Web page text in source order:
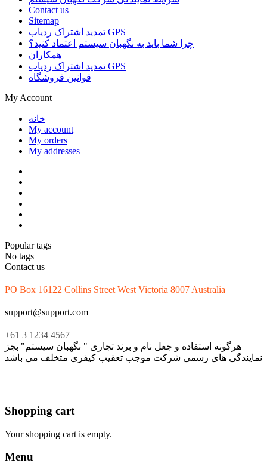
Contact us
Sitemap
تمدید اشتراک ردیاب GPS
چرا شما باید به نگهبان سیستم اعتماد کنید؟
همکاران
تمدید اشتراک ردیاب GPS
قوانین فروشگاه
My Account
خانه
My account
My orders
My addresses
Popular tags
No tags
Contact us
PO Box 16122 Collins Street West Victoria 8007 Australia
support@support.com
+61 3 1234 4567
هرگونه استفاده و جعل نام و برند تجاری " نگهبان سیستم" بجز
نمایندگی های رسمی شرکت موجب تعقیب کیفری متخلف می باشد
Shopping cart
Your shopping cart is empty.
Menu